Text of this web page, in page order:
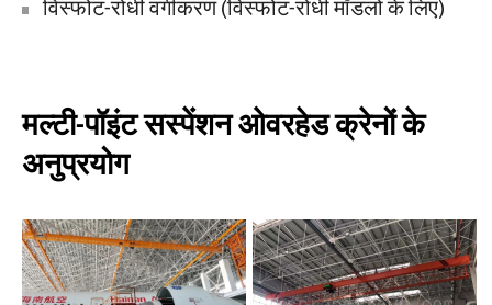
विस्फोट-रोधी वर्गीकरण (विस्फोट-रोधी मॉडलों के लिए)
मल्टी-पॉइंट सस्पेंशन ओवरहेड क्रेनों के
अनुप्रयोग